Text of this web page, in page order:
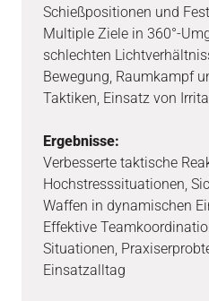
Schießpositionen und
Multiple Ziele in 360°-
schlechten
Bewegung, Raumkampf
Taktiken, Einsatz von
Ergebnisse:
Verbesserte taktische
Hochstresssituationen,
Waffen in dynamischen
Effektive
Situationen,
Einsatzalltag